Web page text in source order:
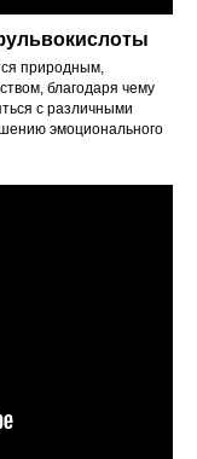
природным,
благодаря чему
с различными
эмоционального